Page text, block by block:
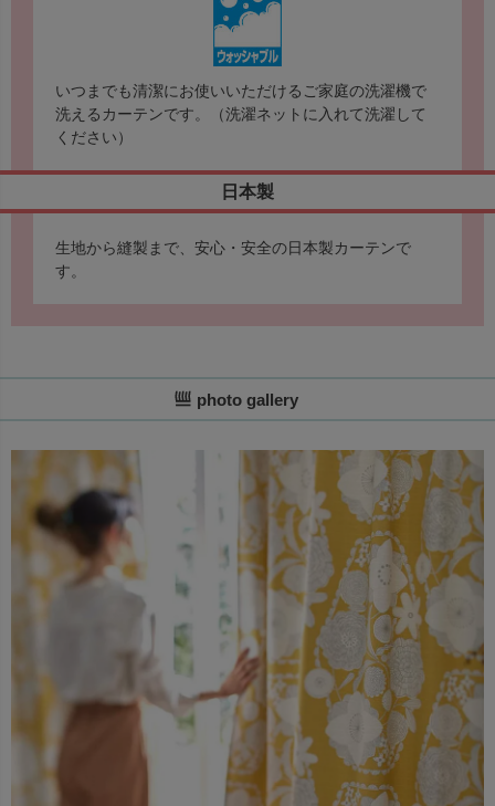
いつまでも清潔にお使いいただけるご家庭の洗濯機で
洗えるカーテンです。（洗濯ネットに入れて洗濯して
ください）
日本製
生地から縫製まで、安心・安全の日本製カーテンで
す。
photo gallery